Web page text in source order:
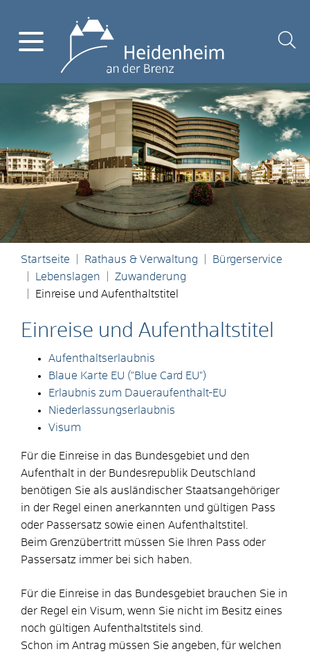
Startseite Rathaus & Verwaltung
Bürgerservice
Lebenslagen
Zuwanderung
Einreise und Aufenthaltstitel
Einreise und Aufenthaltstitel
Aufenthaltserlaubnis
Blaue Karte EU ("Blue Card EU")
Erlaubnis zum Daueraufenthalt-EU
Niederlassungserlaubnis
Visum
Für die Einreise in das Bundesgebiet und den
Aufenthalt in der Bundesrepublik Deutschland
benötigen Sie als ausländischer Staatsangehöriger
in der Regel einen anerkannten und gültigen Pass
oder Passersatz sowie einen Aufenthaltstitel.
Beim Grenzübertritt müssen Sie Ihren Pass oder
Passersatz immer bei sich haben.
Für die Einreise in das Bundesgebiet brauchen Sie in
der Regel ein Visum, wenn Sie nicht im Besitz eines
noch gültigen Aufenthaltstitels sind.
Schon im Antrag müssen Sie angeben, für welchen